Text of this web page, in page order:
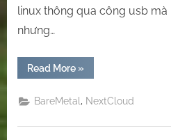
linux thông qua công usb
nhưng…
Read More“[Mount/Nextcloud]
How
you
mount
hard
»
BareMetal, NextCloud